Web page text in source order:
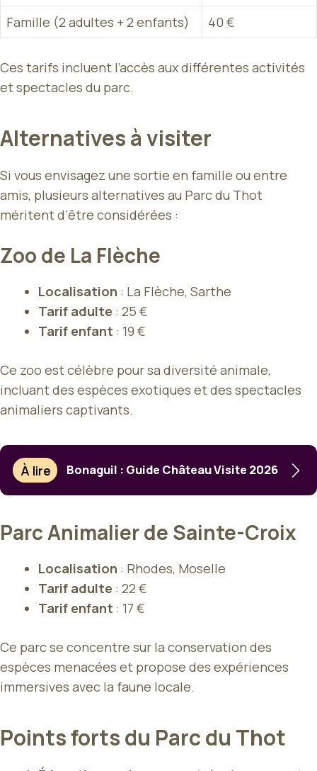
Famille (2 adultes + 2 enfants)
40 €
Ces tarifs incluent l’accès aux différentes activités
et spectacles du parc.
Alternatives à visiter
Si vous envisagez une sortie en famille ou entre
amis, plusieurs alternatives au Parc du Thot
méritent d’être considérées :
Zoo de La Flèche
Localisation : La Flèche, Sarthe
Tarif adulte : 25 €
Tarif enfant : 19 €
Ce zoo est célèbre pour sa diversité animale,
incluant des espèces exotiques et des spectacles
animaliers captivants.
À lire Bonaguil : Guide Château Visite 2026
Parc Animalier de Sainte-Croix
Localisation : Rhodes, Moselle
Tarif adulte : 22 €
Tarif enfant : 17 €
Ce parc se concentre sur la conservation des
espèces menacées et propose des expériences
immersives avec la faune locale.
Points forts du Parc du Thot